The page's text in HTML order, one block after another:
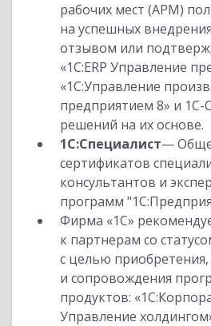
рабочих мест (АРМ)
на успешных
отзывом или
«1С:ERP Управление
«1С:Управление
предприятием 8» и 1С-
решений на их основе.
1С:Специалист—
сертификатов
консультантов и
программ
Фирма «1С»
к партнерам со
с целью
и сопровождения
продуктов:
Управление